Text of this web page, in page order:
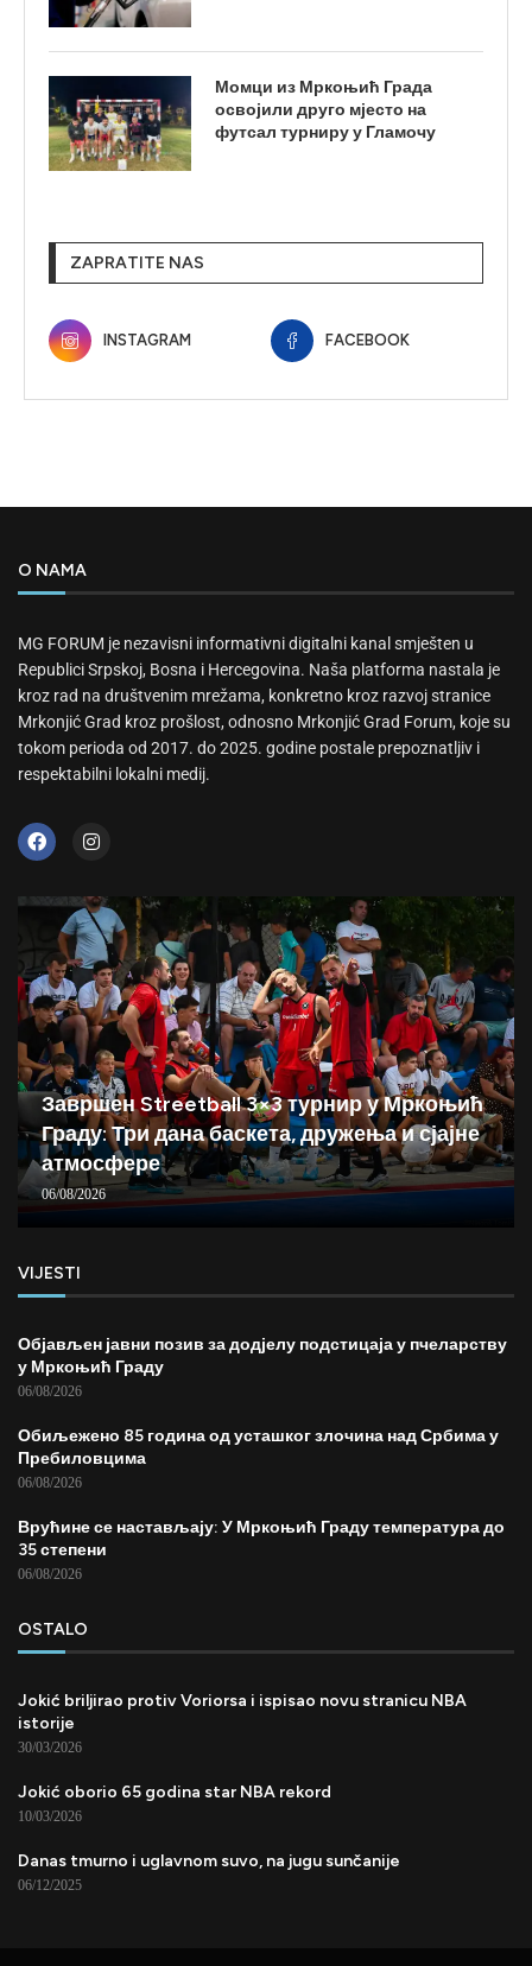
Момци из Мркоњић Града
освојили друго мјесто на
футсал турниру у Гламочу
ZAPRATITE NAS
INSTAGRAM FACEBOOK
O NAMA
MG FORUM je nezavisni informativni digitalni kanal smješten u
Republici Srpskoj, Bosna i Hercegovina. Naša platforma nastala je
kroz rad na društvenim mrežama, konkretno kroz razvoj stranice
Mrkonjić Grad kroz prošlost, odnosno Mrkonjić Grad Forum, koje su
tokom perioda od 2017. do 2025. godine postale prepoznatljiv i
respektabilni lokalni medij.
Завршен Streetball 3×3 турнир у Мркоњић
Граду: Три дана баскета, дружења и сјајне
атмосфере
06/08/2026
VIJESTI
Објављен јавни позив за додјелу подстицаја у пчеларству
у Мркоњић Граду
06/08/2026
Обиљежено 85 година од усташког злочина над Србима у
Пребиловцима
06/08/2026
Врућине се настављају: У Мркоњић Граду температура до
35 степени
06/08/2026
OSTALO
Jokić briljirao protiv Voriorsa i ispisao novu stranicu NBA
istorije
30/03/2026
Jokić oborio 65 godina star NBA rekord
10/03/2026
Danas tmurno i uglavnom suvo, na jugu sunčanije
06/12/2025